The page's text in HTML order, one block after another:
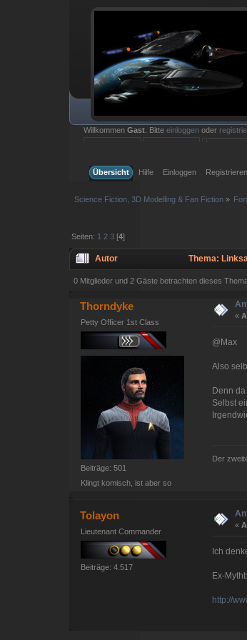
WillkommenGast . Bitteeinloggen oder
Übersicht
Hilfe Einloggen Registrieren
Science Fiction, 3D Modelling & Fan Fiction»
Seiten: 1 2 3[4]
Autor Thema:
0 Mitglieder und 2 Gäste betrachten dieses
Thorndyke
Petty Officer 1st Class
Beiträge: 501
Klingt komisch, ist aber so
«
@Max
Also
Denn
Selbst
Der
Tolayon
Lieutenant Commander
Beiträge: 4.517
«
Ich
Ex-
http://